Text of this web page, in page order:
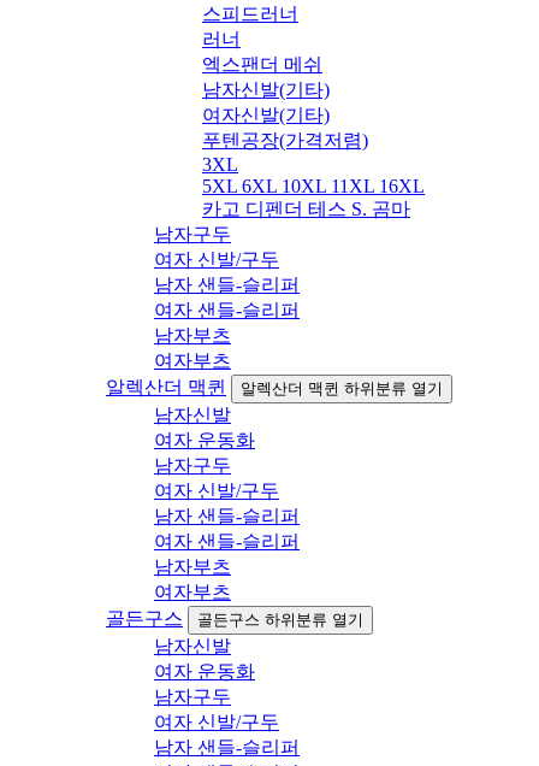
스피드러너
러너
엑스팬더 메쉬
남자신발(기타)
여자신발(기타)
푸텐공장(가격저렴)
3XL
5XL 6XL 10XL 11XL 16XL
카고 디펜더 테스 S. 곰마
남자구두
여자 신발/구두
남자 샌들-슬리퍼
여자 샌들-슬리퍼
남자부츠
여자부츠
알렉산더 맥퀸
알렉산더 맥퀸 하위분류 열기
남자신발
여자 운동화
남자구두
여자 신발/구두
남자 샌들-슬리퍼
여자 샌들-슬리퍼
남자부츠
여자부츠
골든구스
골든구스 하위분류 열기
남자신발
여자 운동화
남자구두
여자 신발/구두
남자 샌들-슬리퍼